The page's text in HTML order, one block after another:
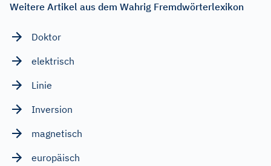
Weitere Artikel aus dem Wahrig Fremdwörterlexikon
Doktor
elektrisch
Linie
Inversion
magnetisch
europäisch